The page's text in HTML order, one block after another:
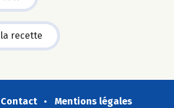
recette
Contact
Mentions légales